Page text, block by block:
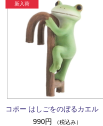
コポー はしごをのぼるカエル
990円
（税込み）